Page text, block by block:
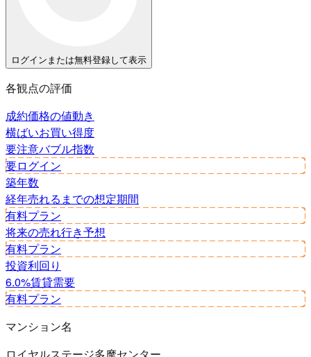
ログインまたは無料登録して表示
各観点の評価
成約価格の値動き
横ばいお買い得度
要注意バブル指数
要ログイン
築年数
経年売れるまでの想定期間
有料プラン
将来の売れ行き予想
有料プラン
投資利回り
6.0%賃貸需要
有料プラン
マンション名
ロイヤルステージ多摩センター